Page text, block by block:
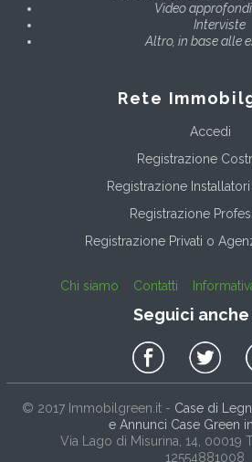
Video
Interviste
Altro, in base alle
Rete
Accedi
Registrazione
Registrazione
Registrazione
Registrazione Privati o
Chi siamo Contatti
Seguici anche
© 2017 Immobilgreen.it- Case di
e Annunci Case Green
Via Lago di Misurina, 14 , 00019
12554881008